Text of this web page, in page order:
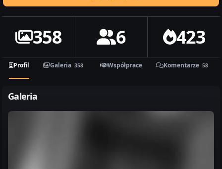
358 6 423
Profil Galeria 358 Współprace Komentarze 58
Galeria